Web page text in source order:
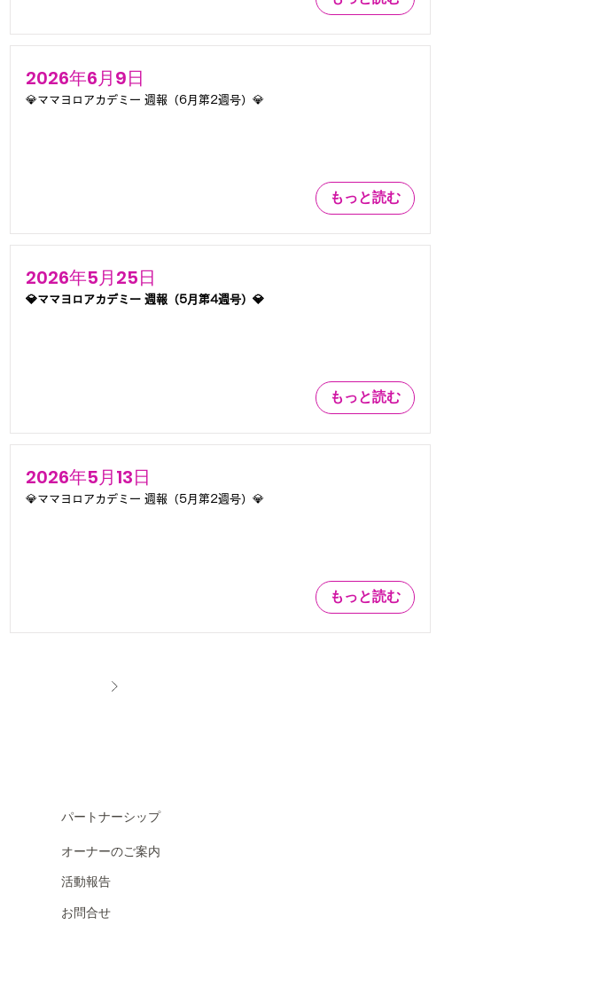
2026年6月9日
💎ママヨロアカデミー 週報（6月第2週号）💎
もっと読む
2026年5月25日
💎ママヨロアカデミー 週報（5月第4週号）💎
もっと読む
2026年5月13日
💎ママヨロアカデミー 週報（5月第2週号）💎
もっと読む
パートナーシップ
オーナーのご案内
活動報告
お問合せ